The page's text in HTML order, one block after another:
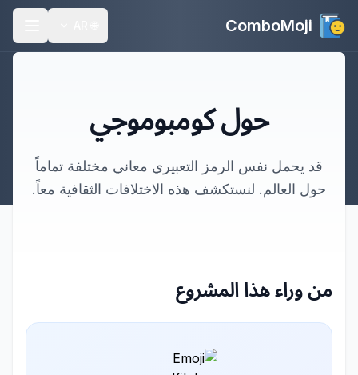
ComboMoji
حول كومبوموجي
قد يحمل نفس الرمز التعبيري معاني مختلفة تماماً
حول العالم. لنستكشف هذه الاختلافات الثقافية معاً.
من وراء هذا المشروع